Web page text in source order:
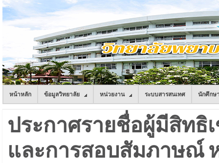
หน้าหลัก ข้อมูลวิทยาลัย หน่วยงาน ระบบสารสนเทศ นักศึกษ
ประกาศรายชื่อผู้มีสิทธิ
และการสอบสัมภาษณ์